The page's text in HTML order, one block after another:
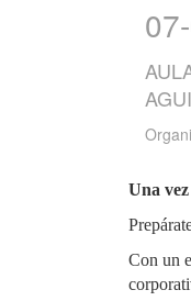
Una
Con un